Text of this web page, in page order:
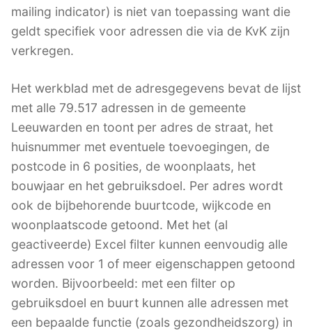
mailing indicator) is niet van toepassing want die
geldt specifiek voor adressen die via de KvK zijn
verkregen.
Het werkblad met de adresgegevens bevat de lijst
met alle 79.517 adressen in de gemeente
Leeuwarden en toont per adres de straat, het
huisnummer met eventuele toevoegingen, de
postcode in 6 posities, de woonplaats, het
bouwjaar en het gebruiksdoel. Per adres wordt
ook de bijbehorende buurtcode, wijkcode en
woonplaatscode getoond. Met het (al
geactiveerde) Excel filter kunnen eenvoudig alle
adressen voor 1 of meer eigenschappen getoond
worden. Bijvoorbeeld: met een filter op
gebruiksdoel en buurt kunnen alle adressen met
een bepaalde functie (zoals gezondheidszorg) in